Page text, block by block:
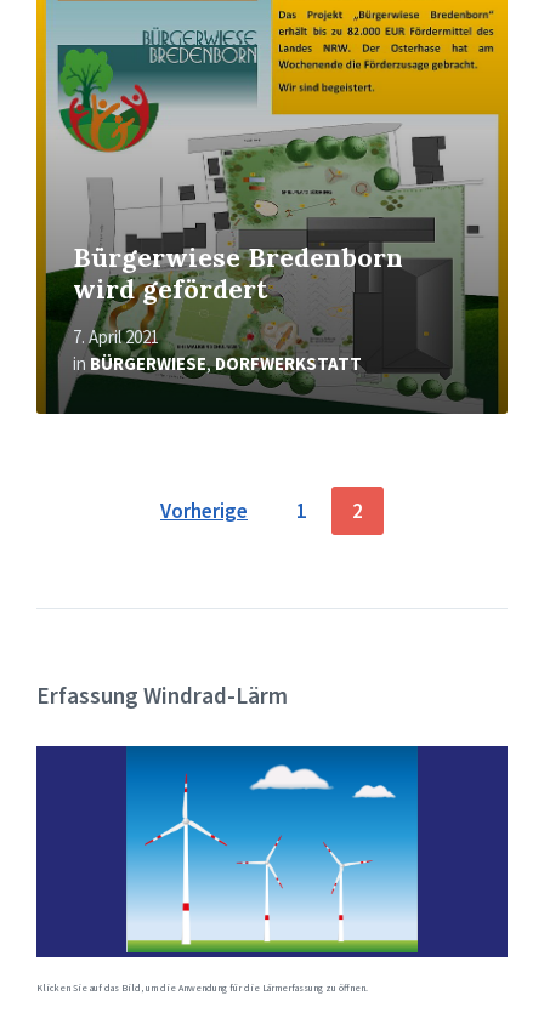
Bürgerwiese Bredenborn
wird gefördert
7. April 2021
in BÜRGERWIESE,DORFWERKSTATT
Seitennummerierung
Beiträge
Vorherige 1 2
Erfassung Windrad-Lärm
Klicken Sie auf das Bild, um die Anwendung für die Lärmerfassung zu öffnen.